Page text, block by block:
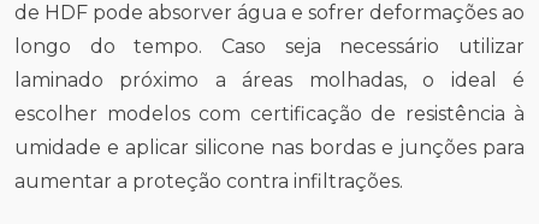
de HDF pode absorver água e sofrer deformações ao
longo do tempo. Caso seja necessário utilizar
laminado próximo a áreas molhadas, o ideal é
escolher modelos com certificação de resistência à
umidade e aplicar silicone nas bordas e junções para
aumentar a proteção contra infiltrações.